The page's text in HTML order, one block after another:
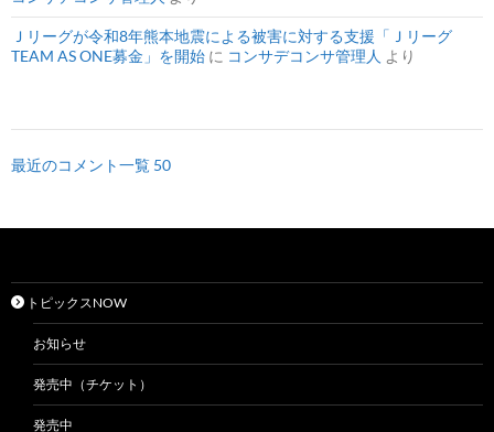
Ｊリーグが令和8年熊本地震による被害に対する支援「Ｊリーグ
TEAM AS ONE募金」を開始 に コンサデコンサ管理人 より
最近のコメント一覧 50
トピックスNOW
お知らせ
発売中（チケット）
発売中